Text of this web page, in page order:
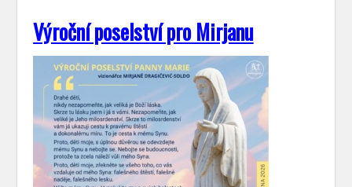
Výroční poselství pro Mirjanu